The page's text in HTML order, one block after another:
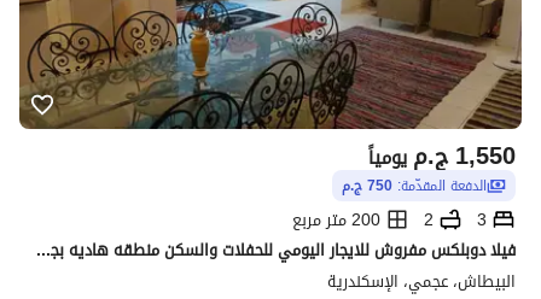
ج.م1,550 يومياً
الدفعة المقدّمة: 750 ج.م
3
2
200 متر مربع
فيلا دوبلكس مفروش للايجار اليومي للحفلات والسكن منطقه هاديه بجوار البحر شط ميكا درويش شهر العسل العجمي البيطاش الاسكندريه
البيطاش، عجمي، الإسكندرية